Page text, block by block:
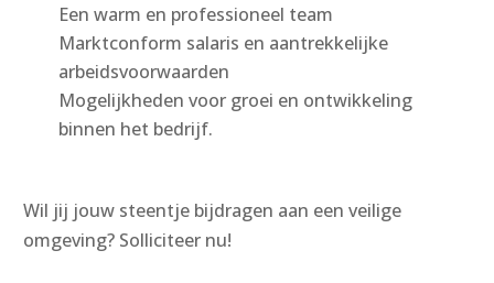
Een warm en professioneel team
Marktconform salaris en aantrekkelijke
arbeidsvoorwaarden
Mogelijkheden voor groei en ontwikkeling
binnen het bedrijf.
Wil jij jouw steentje bijdragen aan een veilige
omgeving? Solliciteer nu!